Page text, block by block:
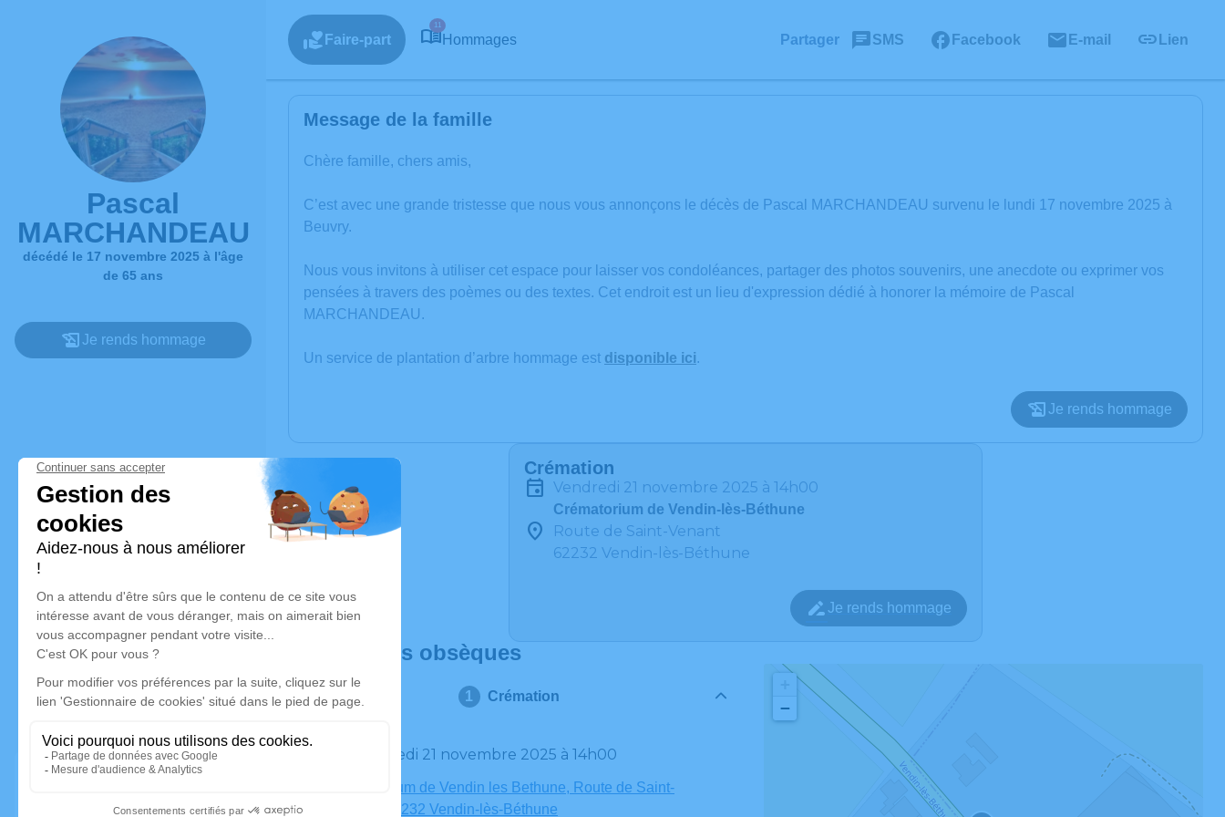
Pascal
MARCHANDEAU
décédé le 17 novembre 2025 à l'âge
de 65 ans
Je rends hommage
Faire-part
11
Hommages Partager SMS Facebook E-mail Lien
Message de la famille
Chère famille, chers amis,
C’est avec une grande tristesse que nous vous annonçons le décès de Pascal MARCHANDEAU survenu le lundi 17 novembre 2025 à
Beuvry.
Nous vous invitons à utiliser cet espace pour laisser vos condoléances, partager des photos souvenirs, une anecdote ou exprimer vos
pensées à travers des poèmes ou des textes. Cet endroit est un lieu d'expression dédié à honorer la mémoire de Pascal
MARCHANDEAU.
Un service de plantation d’arbre hommage est disponible ici.
Je rends hommage
Crémation
vendredi 21 novembre 2025 à 14h00
Crématorium de Vendin-lès-Béthune
Route de Saint-Venant
62232 Vendin-lès-Béthune
Je rends hommage
Déroulé des obsèques
Crémation
Le vendredi 21 novembre 2025 à 14h00
Crématorium de Vendin les Bethune, Route de Saint-
Venant, 62232 Vendin-lès-Béthune
−